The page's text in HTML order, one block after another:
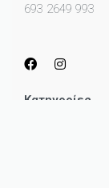
693 2649 993
Κατηγορίες